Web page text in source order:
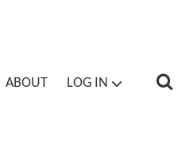
ABOUT LOG IN